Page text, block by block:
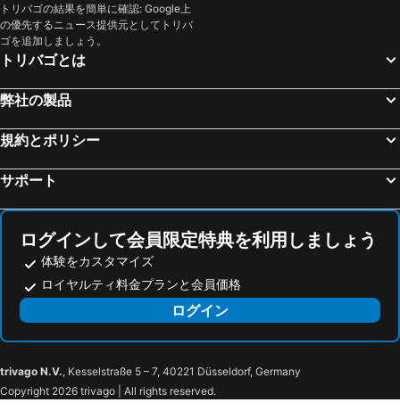
Marins Naiya Boutique Hotel
Protur Bonamar Hotel
Hotel Apartamentos Morito
Hipotels Flamenco
Hipotels Hipocampo Playa
BJ Playa Blanca
Hotel & Restaurant Forn Nou
ジャルディ ダルタ ブティック ホテル
Hotel Creu de Tau Art & Spa
プレディ ソン ヤウメル ホテル ルラル
Blau Punta Reina
Hotel Amoros
Hotel Capricho
トリバゴの結果を簡単に確認: Google上
の優先するニュース提供元としてトリバ
ゴを追加しましょう。
トリバゴとは
弊社の製品
規約とポリシー
サポート
ログインして会員限定特典を利用しましょう
体験をカスタマイズ
ロイヤルティ料金プランと会員価格
ログイン
trivago N.V., Kesselstraße 5 – 7, 40221 Düsseldorf, Germany
Copyright 2026 trivago | All rights reserved.